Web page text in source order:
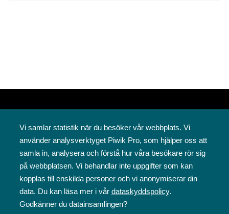
Svenska folkskolans vänner rf
Annegatan 12
00120 Helsingfors
09 6844 570
Vi samlar statistik när du besöker vår webbplats. Vi
använder analysverktyget Piwik Pro, som hjälper oss att
samla in, analysera och förstå hur våra besökare rör sig
på webbplatsen. Vi behandlar inte uppgifter som kan
kopplas till enskilda personer och vi anonymiserar din
data. Du kan läsa mer i vår dataskyddspolicy.
Godkänner du datainsamlingen?